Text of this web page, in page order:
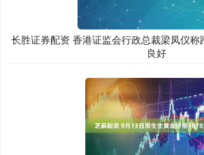
长胜证券配资 香港证监会行政总裁梁凤仪
良好